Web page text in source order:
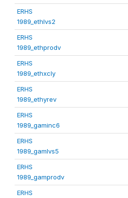
ERHS
1989_ethlvs2
ERHS
1989_ethprodv
ERHS
1989_ethxcly
ERHS
1989_ethyrev
ERHS
1989_gaminc6
ERHS
1989_gamlvs5
ERHS
1989_gamprodv
ERHS